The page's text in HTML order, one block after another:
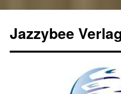
Jazzybee